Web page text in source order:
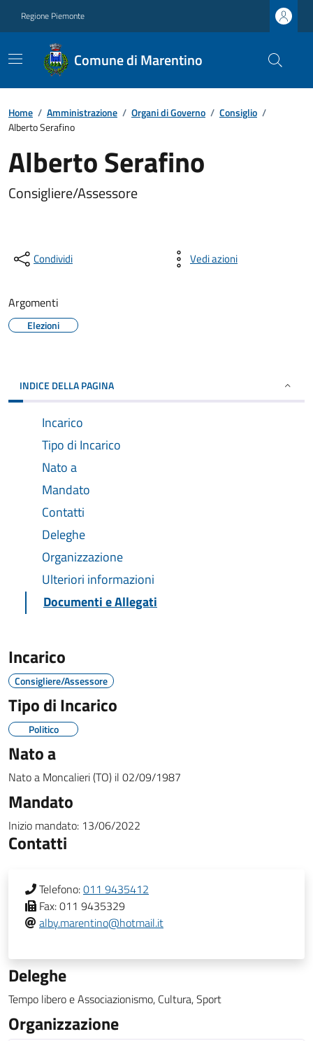
Regione Piemonte
Comune di Marentino
Home / Amministrazione / Organi di Governo / Consiglio /
Alberto Serafino
Alberto Serafino
Consigliere/Assessore
Condividi Vedi azioni
Argomenti
Elezioni
INDICE DELLA PAGINA
Incarico
Tipo di Incarico
Nato a
Mandato
Contatti
Deleghe
Organizzazione
Ulteriori informazioni
Documenti e Allegati
Incarico
Consigliere/Assessore
Tipo di Incarico
Politico
Nato a
Nato a Moncalieri (TO) il 02/09/1987
Mandato
Inizio mandato: 13/06/2022
Contatti
Telefono:011 9435412
Fax:011 9435329
alby.marentino@hotmail.it
Deleghe
Tempo libero e Associazionismo, Cultura, Sport
Organizzazione